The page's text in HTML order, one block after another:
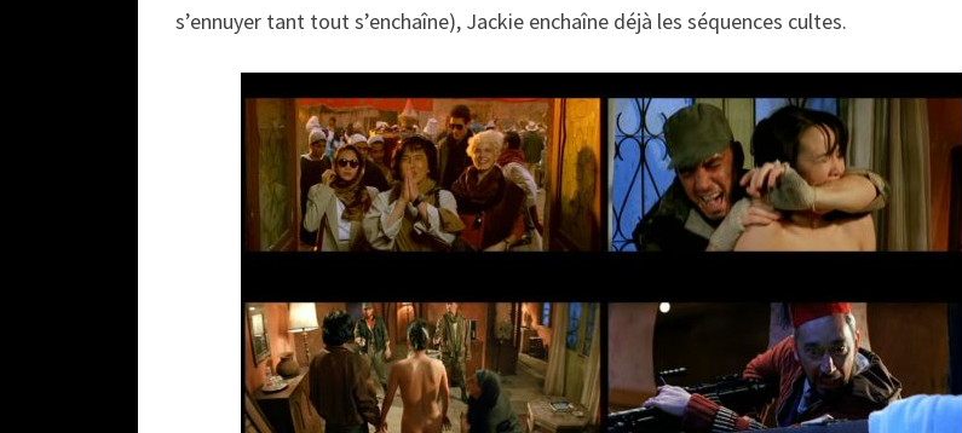
s’ennuyer tant tout s’enchaîne), Jackie enchaîne déjà les séquences cultes.